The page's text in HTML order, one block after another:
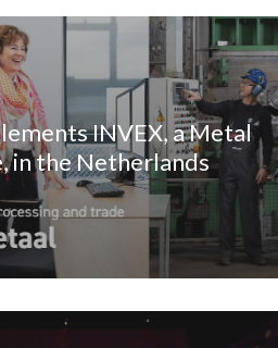
INVEX, a Metal
in the Netherlands